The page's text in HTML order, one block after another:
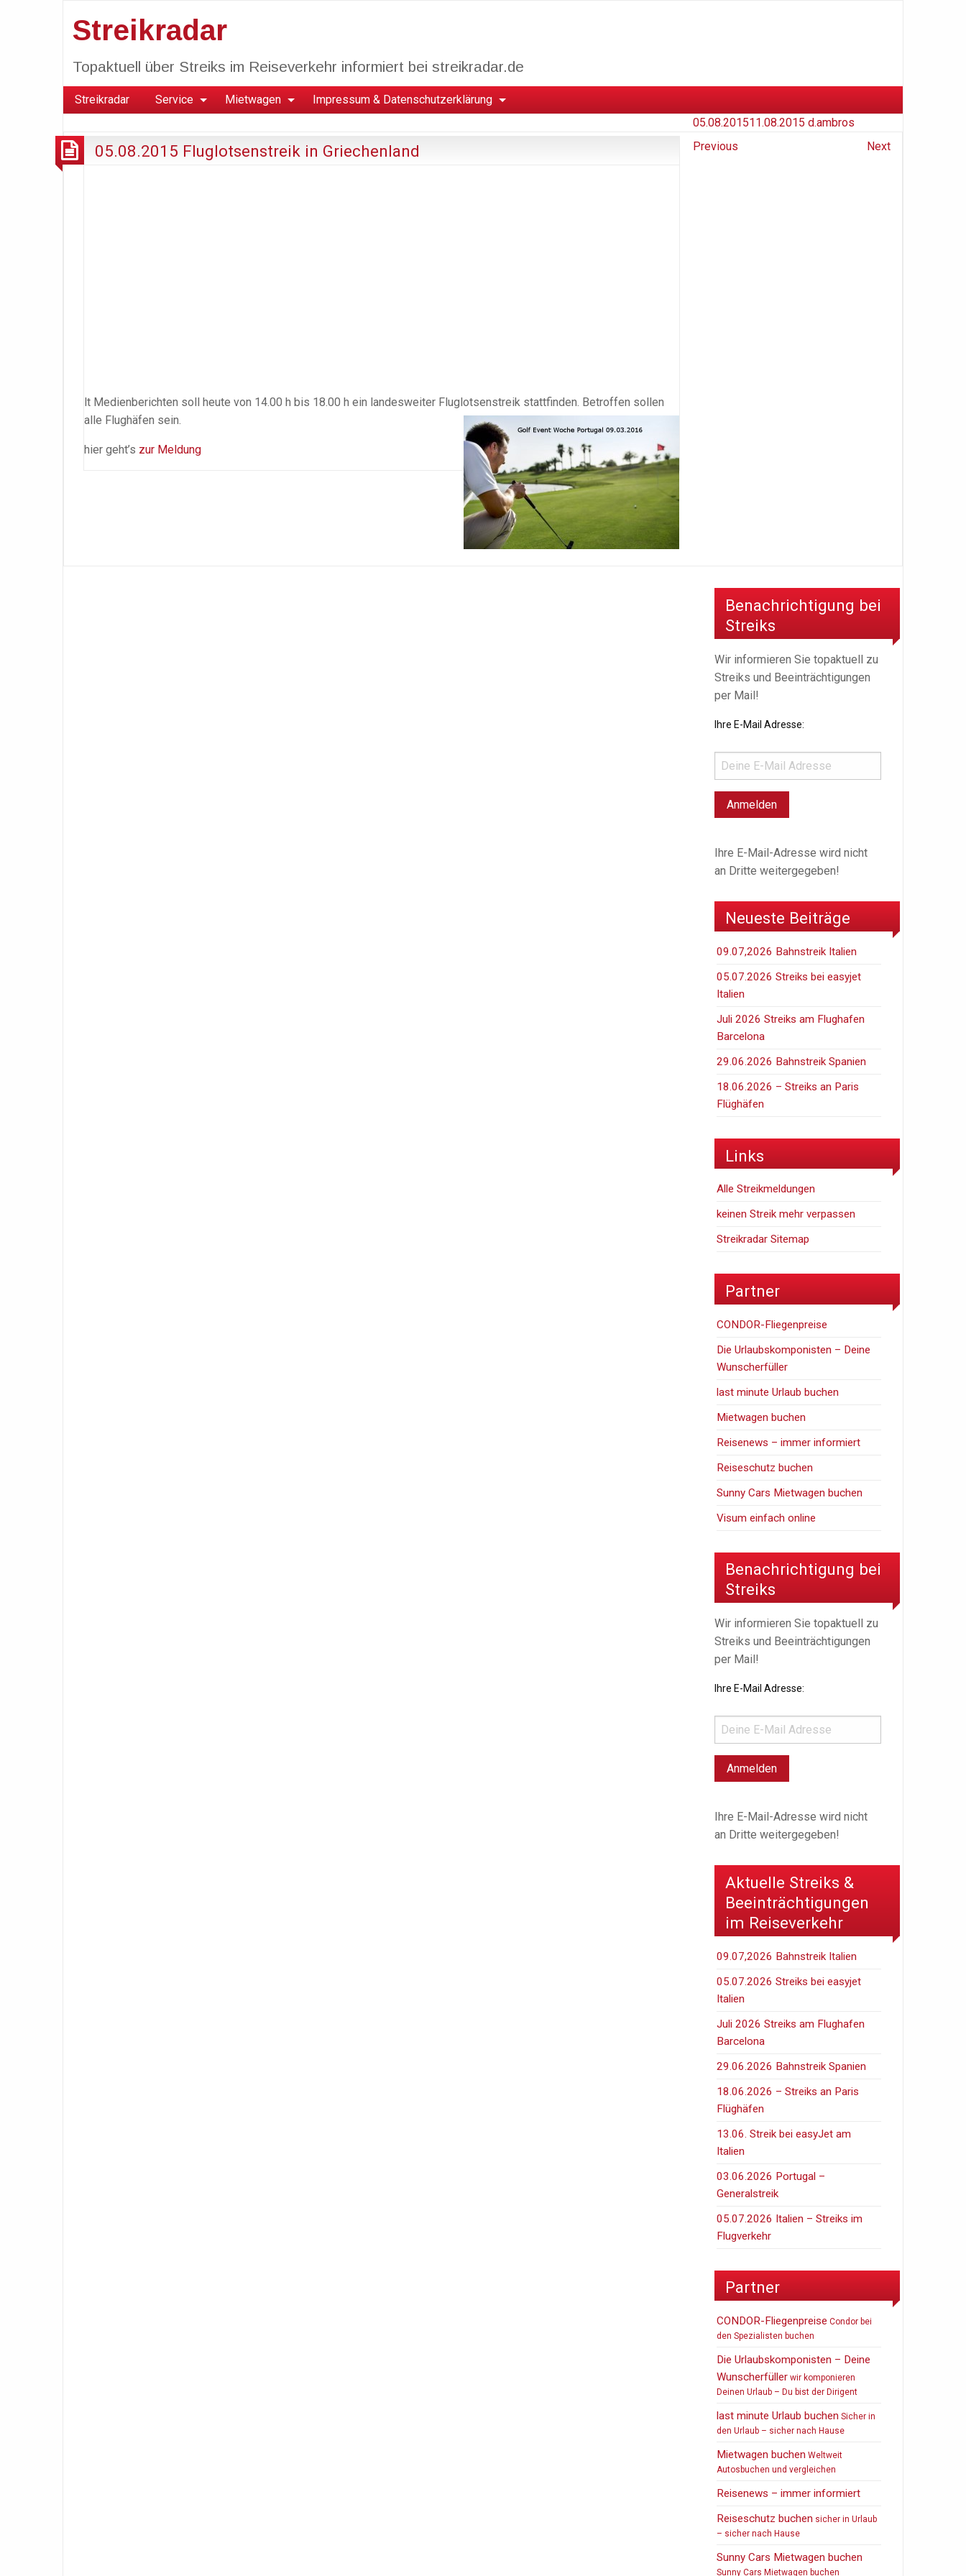
Streikradar
Topaktuell über Streiks im Reiseverkehr informiert bei streikradar.de
Streikradar Service Mietwagen Impressum & Datenschutzerklärung
05.08.2015 Fluglotsenstreik in Griechenland
lt Medienberichten soll heute von 14.00 h bis 18.00 h ein landesweiter Fluglotsenstreik stattfinden. Betroffen sollen
alle Flughäfen sein.
hier geht’s zur Meldung
05.08.201511.08.2015 d.ambros
Previous
Next
Benachrichtigung bei
Streiks
Wir informieren Sie topaktuell zu
Streiks und Beeinträchtigungen
per Mail!
Ihre E-Mail Adresse:
Ihre E-Mail-Adresse wird nicht
an Dritte weitergegeben!
Neueste Beiträge
09.07,2026 Bahnstreik Italien
05.07.2026 Streiks bei easyjet
Italien
Juli 2026 Streiks am Flughafen
Barcelona
29.06.2026 Bahnstreik Spanien
18.06.2026 – Streiks an Paris
Flüghäfen
Links
Alle Streikmeldungen
keinen Streik mehr verpassen
Streikradar Sitemap
Partner
CONDOR-Fliegenpreise
Die Urlaubskomponisten – Deine
Wunscherfüller
last minute Urlaub buchen
Mietwagen buchen
Reisenews – immer informiert
Reiseschutz buchen
Sunny Cars Mietwagen buchen
Visum einfach online
Benachrichtigung bei
Streiks
Wir informieren Sie topaktuell zu
Streiks und Beeinträchtigungen
per Mail!
Ihre E-Mail Adresse:
Ihre E-Mail-Adresse wird nicht
an Dritte weitergegeben!
Aktuelle Streiks &
Beeinträchtigungen
im Reiseverkehr
09.07,2026 Bahnstreik Italien
05.07.2026 Streiks bei easyjet
Italien
Juli 2026 Streiks am Flughafen
Barcelona
29.06.2026 Bahnstreik Spanien
18.06.2026 – Streiks an Paris
Flüghäfen
13.06. Streik bei easyJet am
Italien
03.06.2026 Portugal –
Generalstreik
05.07.2026 Italien – Streiks im
Flugverkehr
Partner
CONDOR-Fliegenpreise Condor bei
den Spezialisten buchen
Die Urlaubskomponisten – Deine
Wunscherfüller wir komponieren
Deinen Urlaub – Du bist der Dirigent
last minute Urlaub buchen Sicher in
den Urlaub – sicher nach Hause
Mietwagen buchen Weltweit
Autosbuchen und vergleichen
Reisenews – immer informiert
Reiseschutz buchen sicher in Urlaub
– sicher nach Hause
Sunny Cars Mietwagen buchen
Sunny Cars Mietwagen buchen